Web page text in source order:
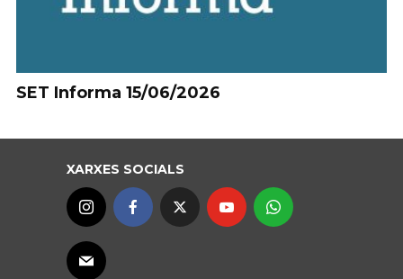
SET Informa 15/06/2026
XARXES SOCIALS